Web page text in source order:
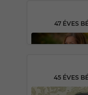
47 ÉVES
45 ÉVES